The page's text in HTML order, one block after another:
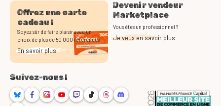
Offrez une carte
cadeau !
Soyez sûr de faire plaisir avec un
choix de plus de 50 000 références
En savoir plus
Devenir vendeur
Marketplace
Vous êtes un professionnel ?
Je veux en savoir plus
Suivez-nous !
BlueskyFacebookInstagram
YoutubeTwitchTikTokThreadsDiscord